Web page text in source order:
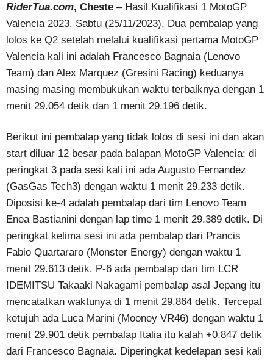
RiderTua.com, Cheste – Hasil Kualifikasi 1 MotoGP
Valencia 2023. Sabtu (25/11/2023), Dua pembalap yang
lolos ke Q2 setelah melalui kualifikasi pertama MotoGP
Valencia kali ini adalah Francesco Bagnaia (Lenovo
Team) dan Alex Marquez (Gresini Racing) keduanya
masing masing membukukan waktu terbaiknya dengan 1
menit 29.054 detik dan 1 menit 29.196 detik.
Berikut ini pembalap yang tidak lolos di sesi ini dan akan
start diluar 12 besar pada balapan MotoGP Valencia: di
peringkat 3 pada sesi kali ini ada Augusto Fernandez
(GasGas Tech3) dengan waktu 1 menit 29.233 detik.
Diposisi ke-4 adalah pembalap dari tim Lenovo Team
Enea Bastianini dengan lap time 1 menit 29.389 detik. Di
peringkat kelima sesi ini ada pembalap dari Prancis
Fabio Quartararo (Monster Energy) dengan waktu 1
menit 29.613 detik. P-6 ada pembalap dari tim LCR
IDEMITSU Takaaki Nakagami pembalap asal Jepang itu
mencatatkan waktunya di 1 menit 29.864 detik. Tercepat
ketujuh ada Luca Marini (Mooney VR46) dengan waktu 1
menit 29.901 detik pembalap Italia itu kalah +0.847 detik
dari Francesco Bagnaia. Diperingkat kedelapan sesi kali